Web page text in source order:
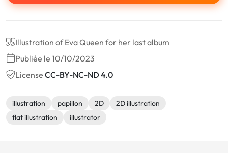
Illustration of Eva Queen for her last album
Publiée le 10/10/2023
License CC-BY-NC-ND 4.0
illustration papillon 2D
2D illustration
flat illustration
illustrator